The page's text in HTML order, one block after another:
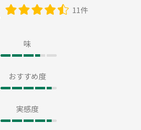
11件
味
おすすめ度
実感度